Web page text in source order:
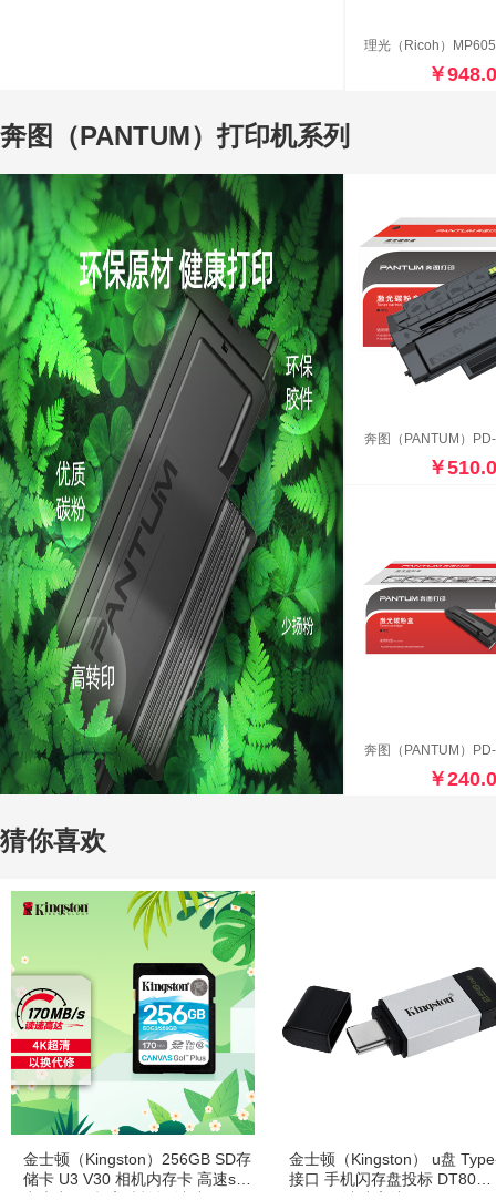
￥
奔图（PANTUM）打印机系列
￥
￥
猜你喜欢
金士顿（Kingston）256GB SD存
储卡 U3 V30 相机内存卡 高速sd
金士顿（Kingston） u盘
接口 手机闪存盘投标 DT80